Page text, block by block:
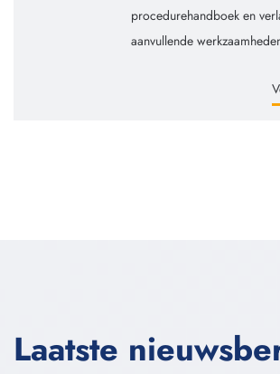
procedurehandboek en
aanvullende
Laatste